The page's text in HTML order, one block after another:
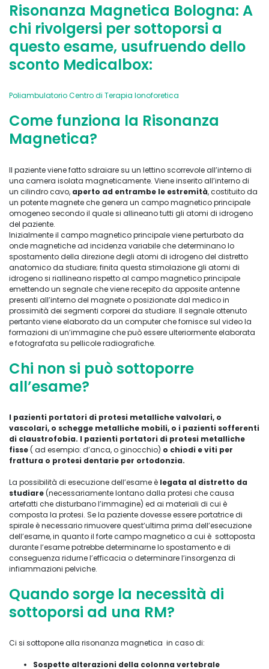
Risonanza Magnetica Bologna: A
chi rivolgersi per sottoporsi a
questo esame, usufruendo dello
sconto Medicalbox:
Poliambulatorio Centro di Terapia Ionoforetica
Come funziona la Risonanza
Magnetica?
Il paziente viene fatto sdraiare su un lettino scorrevole all’interno di
una camera isolata magneticamente. Viene inserito all’interno di
un cilindro cavo, aperto ad entrambe le estremità, costituito da
un potente magnete che genera un campo magnetico principale
omogeneo secondo il quale si allineano tutti gli atomi di idrogeno
del paziente.
Inizialmente il campo magnetico principale viene perturbato da
onde magnetiche ad incidenza variabile che determinano lo
spostamento della direzione degli atomi di idrogeno del distretto
anatomico da studiare; finita questa stimolazione gli atomi di
idrogeno si riallineano rispetto al campo magnetico principale
emettendo un segnale che viene recepito da apposite antenne
presenti all’interno del magnete o posizionate dal medico in
prossimità dei segmenti corporei da studiare. Il segnale ottenuto
pertanto viene elaborato da un computer che fornisce sul video la
formazioni di un’immagine che può essere ulteriormente elaborata
e fotografata su pellicole radiografiche.
Chi non si può sottoporre
all’esame?
I pazienti portatori di protesi metalliche valvolari, o
vascolari, o schegge metalliche mobili, o i pazienti sofferenti
di claustrofobia. I pazienti portatori di protesi metalliche
fisse( ad esempio: d’anca, o ginocchio) o chiodi e viti per
frattura o protesi dentarie per ortodonzia.
La possibilità di esecuzione dell’esame è legata al distretto da
studiare(necessariamente lontano dalla protesi che causa
artefatti che disturbano l’immagine) ed ai materiali di cui è
composta la protesi. Se la paziente dovesse essere portatrice di
spirale è necessario rimuovere quest’ultima prima dell’esecuzione
dell’esame, in quanto il forte campo magnetico a cui è sottoposta
durante l’esame potrebbe determinarne lo spostamento e di
conseguenza ridurne l’efficacia o determinare l’insorgenza di
infiammazioni pelviche.
Quando sorge la necessità di
sottoporsi ad una RM?
Ci si sottopone alla risonanza magnetica in caso di:
Sospette alterazioni della colonna vertebrale